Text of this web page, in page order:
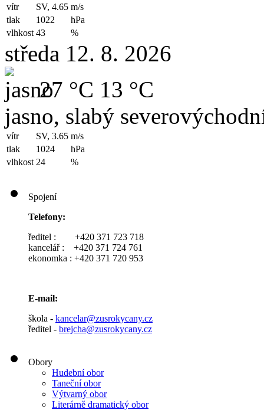
vítr SV, 4.65 m/s
tlak
1022
hPa
vlhkost 43 %
středa 12. 8. 2026
27 °C 13 °C
jasno, slabý
vítr SV, 3.65 m/s
tlak
1024
hPa
vlhkost 24 %
Spojení
Telefony:
ředitel : +420 371 723 718
kancelář : +420 371 724 761
ekonomka : +420 371 720 953
E-mail:
škola - kancelar@zusrokycany.cz
ředitel - brejcha@zusrokycany.cz
Obory
Hudební obor
Taneční obor
Výtvarný obor
Literárně dramatický obor